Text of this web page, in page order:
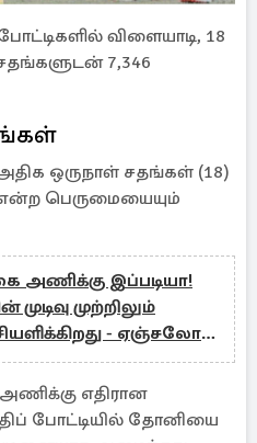
விளையாடி, 18
7,346
ஒருநாள் சதங்கள் (18)
பெருமையையும்
அணிக்கு இப்படியா!
முடிவு முற்றிலும்
- ஏஞ்சலோ
எதிரான
போட்டியில் தோனியை